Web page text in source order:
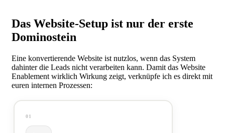
Das Website-Setup ist nur der erste
Dominostein
Eine konvertierende Website ist nutzlos, wenn das System
dahinter die Leads nicht verarbeiten kann. Damit das Website
Enablement wirklich Wirkung zeigt, verknüpfe ich es direkt mit
euren internen Prozessen:
01